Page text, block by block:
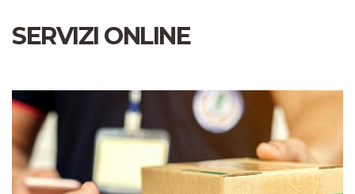
SERVIZI ONLINE